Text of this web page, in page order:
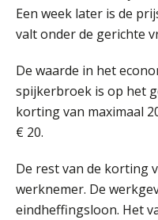
Een week later is de
valt onder de gerichte
De waarde in het
spijkerbroek is op het
korting van maximaal
€ 20.
De rest van de korting
werknemer. De
eindheffingsloon. Het
07
11
AUG
Markus